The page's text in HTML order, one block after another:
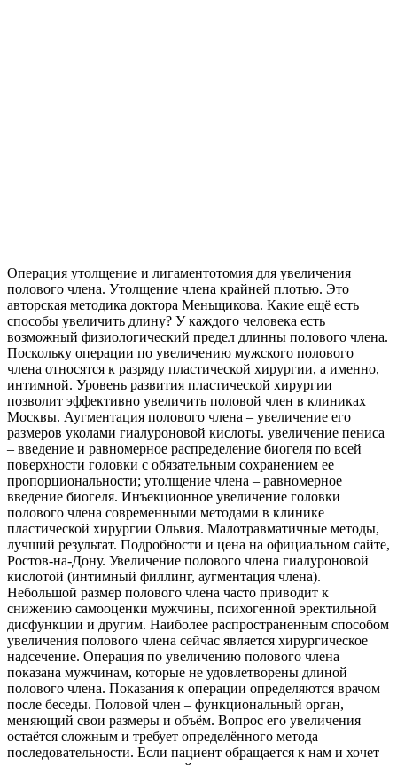
Операция утолщение и лигаментотомия для увеличения
полового члена. Утолщение члена крайней плотью. Это
авторская методика доктора Меньщикова. Какие ещё есть
способы увеличить длину? У каждого человека есть
возможный физиологический предел длинны полового члена.
Поскольку операции по увеличению мужского полового
члена относятся к разряду пластической хирургии, а именно,
интимной. Уровень развития пластической хирургии
позволит эффективно увеличить половой член в клиниках
Москвы. Аугментация полового члена – увеличение его
размеров уколами гиалуроновой кислоты. увеличение пениса
– введение и равномерное распределение биогеля по всей
поверхности головки с обязательным сохранением ее
пропорциональности; утолщение члена – равномерное
введение биогеля. Инъекционное увеличение головки
полового члена современными методами в клинике
пластической хирургии Ольвия. Малотравматичные методы,
лучший результат. Подробности и цена на официальном сайте,
Ростов-на-Дону. Увеличение полового члена гиалуроновой
кислотой (интимный филлинг, аугментация члена).
Небольшой размер полового члена часто приводит к
снижению самооценки мужчины, психогенной эректильной
дисфункции и другим. Наиболее распространенным способом
увеличения полового члена сейчас является хирургическое
надсечение. Операция по увеличению полового члена
показана мужчинам, которые не удовлетворены длиной
полового члена. Показания к операции определяются врачом
после беседы. Половой член – функциональный орган,
меняющий свои размеры и объём. Вопрос его увеличения
остаётся сложным и требует определённого метода
последовательности. Если пациент обращается к нам и хочет